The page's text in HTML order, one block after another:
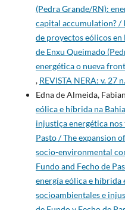
(Pedra Grande/RN):
capital accumulation?
de proyectos eólicos
de Enxu Queimado
energética o nueva
, REVISTA NERA: v. 27
Edna de Almeida,
eólica e híbrida na
injustiça energética
Pasto / The expansion
socio-environmental
Fundo and Fecho de
energía eólica e híbrida
socioambientales e